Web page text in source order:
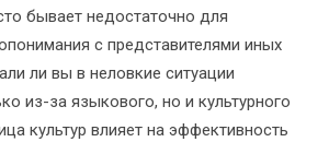
бывает недостаточно для
с представителями иных
ли вы в неловкие ситуации
из-за языкового, но и культурного
культур влияет на эффективность